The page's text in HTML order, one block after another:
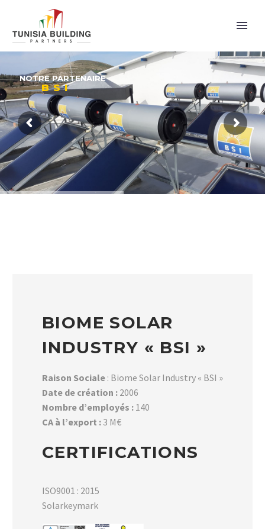
NOTRE PARTENAIRE
BSI
BIOME SOLAR
INDUSTRY « BSI »
Raison Sociale : Biome Solar Industry « BSI »
Date de création : 2006
Nombre d’employés : 140
CA à l’export : 3 M€
CERTIFICATIONS
ISO9001 : 2015
Solarkeymark